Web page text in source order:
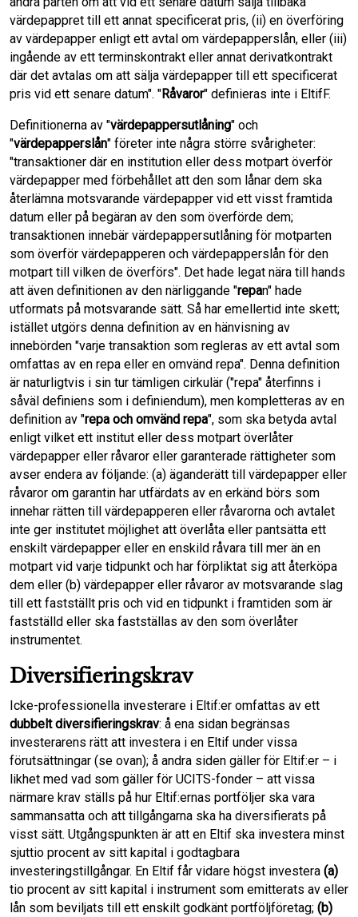
värdepappret till ett annat specificerat pris, (ii) en överföring
av värdepapper enligt ett avtal om värdepapperslån, eller (iii)
ingående av ett terminskontrakt eller annat derivatkontrakt
där det avtalas om att sälja värdepapper till ett specificerat
pris vid ett senare datum". "Råvaror" definieras inte i EltifF.
Definitionerna av "värdepappersutlåning" och
"värdepapperslån" företer inte några större svårigheter:
"transaktioner där en institution eller dess motpart överför
värdepapper med förbehållet att den som lånar dem ska
återlämna motsvarande värdepapper vid ett visst framtida
datum eller på begäran av den som överförde dem;
transaktionen innebär värdepappersutlåning för motparten
som överför värdepapperen och värdepapperslån för den
motpart till vilken de överförs". Det hade legat nära till hands
att även definitionen av den närliggande "repan" hade
utformats på motsvarande sätt. Så har emellertid inte skett;
istället utgörs denna definition av en hänvisning av
innebörden "varje transaktion som regleras av ett avtal som
omfattas av en repa eller en omvänd repa". Denna definition
är naturligtvis i sin tur tämligen cirkulär ("repa" återfinns i
såväl definiens som i definiendum), men kompletteras av en
definition av "repa och omvänd repa", som ska betyda avtal
enligt vilket ett institut eller dess motpart överlåter
värdepapper eller råvaror eller garanterade rättigheter som
avser endera av följande: (a) äganderätt till värdepapper eller
råvaror om garantin har utfärdats av en erkänd börs som
innehar rätten till värdepapperen eller råvarorna och avtalet
inte ger institutet möjlighet att överlåta eller pantsätta ett
enskilt värdepapper eller en enskild råvara till mer än en
motpart vid varje tidpunkt och har förpliktat sig att återköpa
dem eller (b) värdepapper eller råvaror av motsvarande slag
till ett fastställt pris och vid en tidpunkt i framtiden som är
fastställd eller ska fastställas av den som överlåter
instrumentet.
Diversifieringskrav
Icke-professionella investerare i Eltif:er omfattas av ett
dubbelt diversifieringskrav: å ena sidan begränsas
investerarens rätt att investera i en Eltif under vissa
förutsättningar (se ovan); å andra siden gäller för Eltif:er – i
likhet med vad som gäller för UCITS-fonder – att vissa
närmare krav ställs på hur Eltif:ernas portföljer ska vara
sammansatta och att tillgångarna ska ha diversifierats på
visst sätt. Utgångspunkten är att en Eltif ska investera minst
sjuttio procent av sitt kapital i godtagbara
investeringstillgångar. En Eltif får vidare högst investera (a)
tio procent av sitt kapital i instrument som emitterats av eller
lån som beviljats till ett enskilt godkänt portföljföretag; (b)